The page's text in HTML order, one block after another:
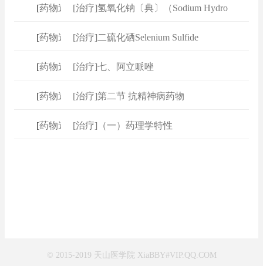
药物速查]
[治疗]氢氧化钠〔典〕（Sodium Hydro
药物速查]
[治疗]二硫化硒Selenium Sulfide
药物速查]
[治疗]七、阿立哌唑
药物速查]
[治疗]第二节 抗精神病药物
药物速查]
[治疗]（一）药理学特性
© 2015-2019 天山医学院 XiaBBY#VIP.QQ.COM